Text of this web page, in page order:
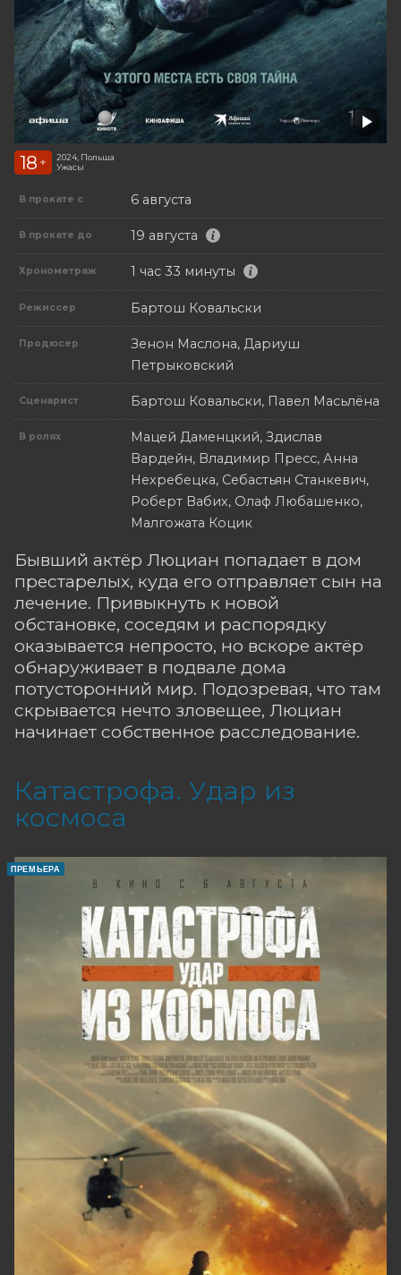
18 +
2024, Польша
Ужасы
В прокате с 6 августа
В прокате до 19 августа
Хронометраж 1 час 33 минуты
Режиссер Бартош Ковальски
Продюсер
Зенон Маслона, Дариуш
Петрыковский
Сценарист Бартош Ковальски, Павел Масьлёна
В ролях
Мацей Даменцкий, Здислав
Вардейн, Владимир Пресс, Анна
Нехребецка, Себастьян Станкевич,
Роберт Вабих, Олаф Любашенко,
Малгожата Коцик
Бывший актёр Люциан попадает в дом
престарелых, куда его отправляет сын на
лечение. Привыкнуть к новой
обстановке, соседям и распорядку
оказывается непросто, но вскоре актёр
обнаруживает в подвале дома
потусторонний мир. Подозревая, что там
скрывается нечто зловещее, Люциан
начинает собственное расследование.
Катастрофа. Удар из
космоса
ПРЕМЬЕРА